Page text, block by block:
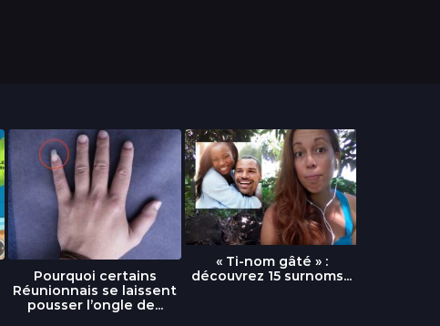
Pourquoi certains
Réunionnais se laissent
pousser l’ongle de...
« Ti-nom gâté » :
découvrez 15 surnoms...